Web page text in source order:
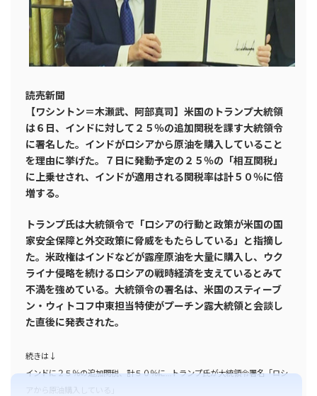
読売新聞
【ワシントン＝木瀬武、阿部真司】米国のトランプ大統領
は６日、インドに対して２５％の追加関税を課す大統領令
に署名した。インドがロシアから原油を購入していること
を理由に挙げた。７日に発動予定の２５％の「相互関税」
に上乗せされ、インドが適用される関税率は計５０％に倍
増する。
トランプ氏は大統領令で「ロシアの行動と政策が米国の国
家安全保障と外交政策に脅威をもたらしている」と指摘し
た。米政権はインドなどが露産原油を大量に購入し、ウク
ライナ侵略を続けるロシアの戦時経済を支えているとみて
不満を強めている。大統領令の署名は、米国のスティーブ
ン・ウィトコフ中東担当特使がプーチン露大統領と会談し
た直後に発表された。
続きは↓
インドに２５％の追加関税、計５０％に…トランプ氏が大統領令署名「ロシ
アから原油購入している」